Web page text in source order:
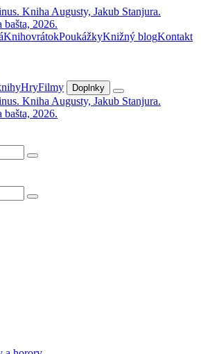
KnihovrátokPoukážkyKnižný blogKontakt
HryFilmy Doplnky